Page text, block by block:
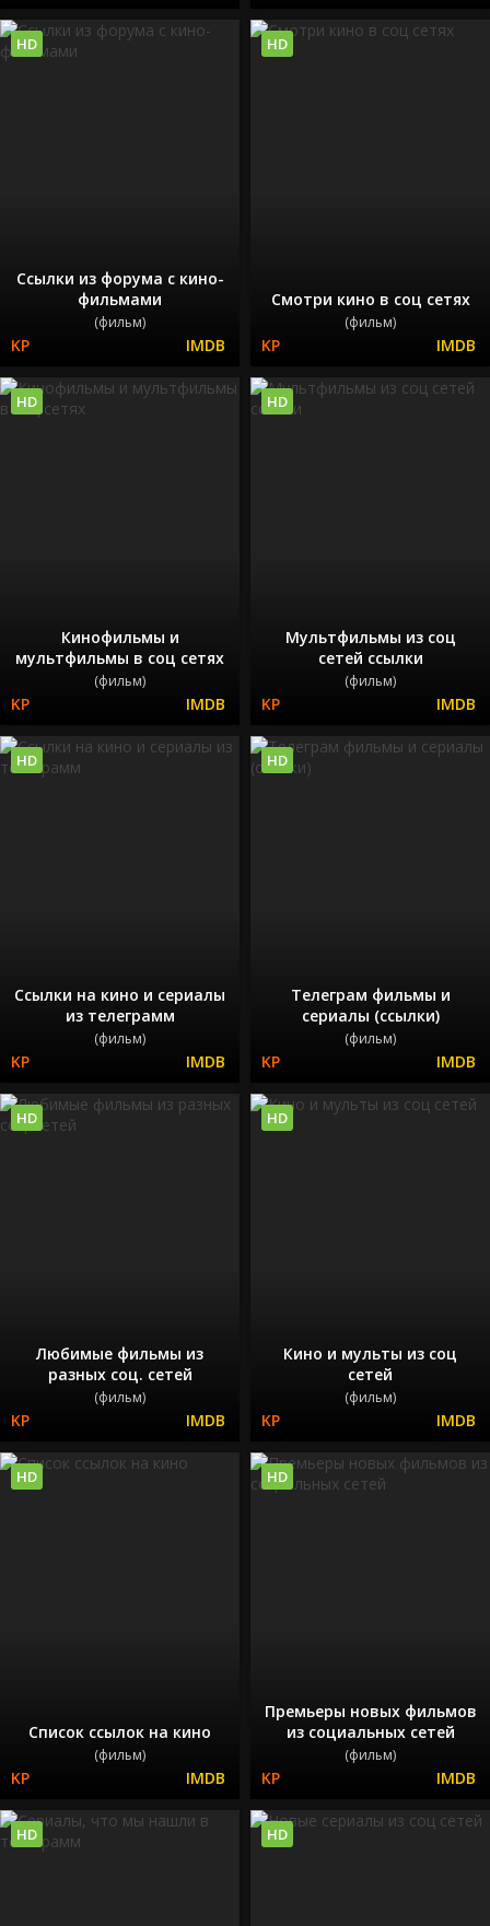
Ссылки из форума с кино-
фильмами
(фильм)
HD
Смотри кино в соц сетях
(фильм)
HD
Кинофильмы и
мультфильмы в соц сетях
(фильм)
HD
Мультфильмы из соц
сетей ссылки
(фильм)
HD
Ссылки на кино и сериалы
из телеграмм
(фильм)
HD
Телеграм фильмы и
сериалы (ссылки)
(фильм)
HD
Любимые фильмы из
разных соц. сетей
(фильм)
HD
Кино и мульты из соц
сетей
(фильм)
HD
Список ссылок на кино
(фильм)
HD
Премьеры новых фильмов
из социальных сетей
(фильм)
HD
HD HD